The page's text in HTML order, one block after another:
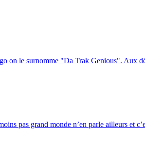
on le surnomme "Da Trak Genious". Aux
pas grand monde n’en parle ailleurs et